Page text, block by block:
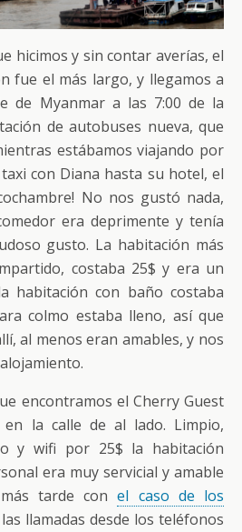
hicimos y sin contar averías, el
fue el más largo, y llegamos a
de Myanmar a las 7:00 de la
de autobuses nueva, que
estábamos viajando por
con Diana hasta su hotel, el
No nos gustó nada,
era deprimente y tenía
gusto. La habitación más
costaba 25$ y era un
habitación con baño costaba
colmo estaba lleno, así que
al menos eran amables, y nos
encontramos el Cherry Guest
la calle de al lado. Limpio,
y wifi por 25$ la habitación
era muy servicial y amable
tarde conel caso de los
llamadas desde los teléfonos